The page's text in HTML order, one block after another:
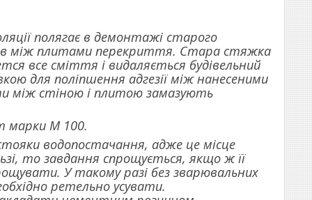
полягає в демонтажі старого
між плитами перекриття. Стара стяжка
все сміття і видаляється будівельний
для поліпшення адгезії між нанесеними
між стіною і плитою замазують
марки М 100.
водопостачання, адже це місце
то завдання спрощується, якщо ж її
У такому разі без зварювальних
ретельно усувати.